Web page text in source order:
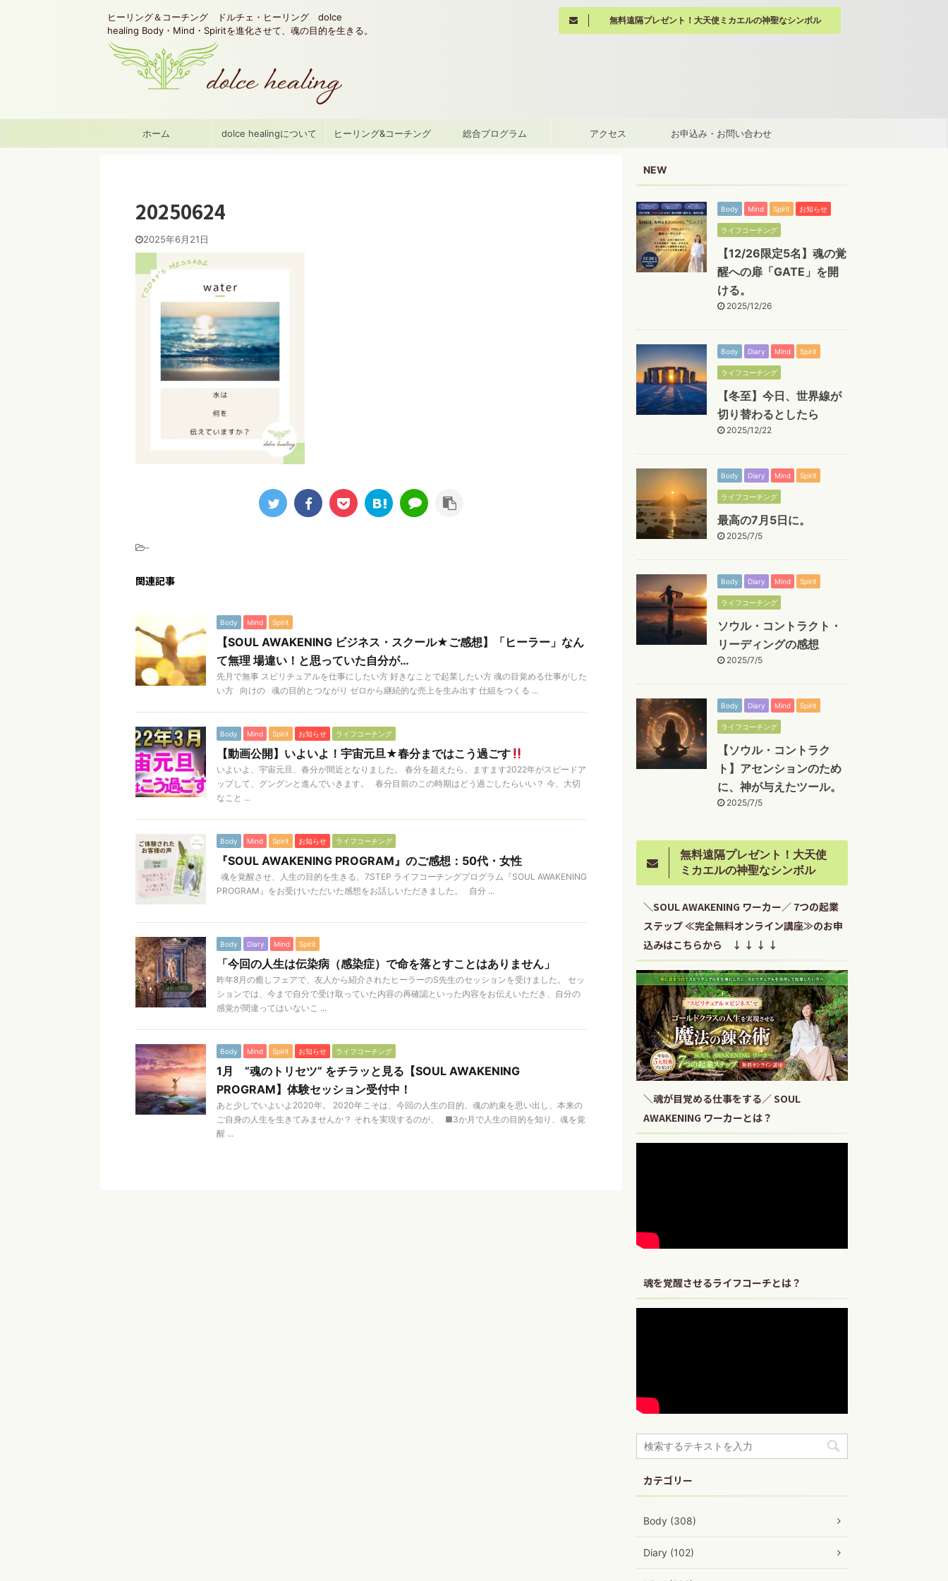
ヒーリング＆コーチング ドルチェ・ヒーリング dolce
healing Body・Mind・Spiritを進化させて、魂の目的を生きる。
無料遠隔プレゼント！大天使ミカエルの神聖なシンボル
ホーム dolce healingについて ヒーリング&コーチング 総合プログラム アクセス お申込み・お問い合わせ
20250624
2025年6月21日
-
関連記事
Body Mind Spirit
【SOUL AWAKENING ビジネス・スクール★ご感想】「ヒーラー」なん
て無理 場違い！と思っていた自分が…
先月で無事 スピリチュアルを仕事にしたい方 好きなことで起業したい方 魂の目覚める仕事がした
い方 向けの 魂の目的とつながり ゼロから継続的な売上を生み出す 仕組をつくる ...
Body Mind Spirit お知らせ ライフコーチング
【動画公開】いよいよ！宇宙元旦★春分まではこう過ごす
いよいよ、宇宙元旦、春分が間近となりました。 春分を超えたら、ますます2022年がスピードア
ップして、グングンと進んでいきます。 春分目前のこの時期はどう過ごしたらいい？ 今、大切
なこと ...
Body Mind Spirit お知らせ ライフコーチング
『SOUL AWAKENING PROGRAM』のご感想：50代・女性
魂を覚醒させ、人生の目的を生きる、7STEP ライフコーチングプログラム『SOUL AWAKENING
PROGRAM』をお受けいただいた感想をお話しいただきました。 自分 ...
Body Diary Mind Spirit
「今回の人生は伝染病（感染症）で命を落とすことはありません」
昨年8月の癒しフェアで、友人から紹介されたヒーラーのS先生のセッションを受けました。 セッ
ションでは、今まで自分で受け取っていた内容の再確認といった内容をお伝えいただき、自分の
感覚が間違ってはいないこ ...
Body Mind Spirit お知らせ ライフコーチング
1月 ”魂のトリセツ” をチラッと見る【SOUL AWAKENING
PROGRAM】体験セッション受付中！
あと少しでいよいよ2020年。 2020年こそは、今回の人生の目的、魂の約束を思い出し、本来の
ご自身の人生を生きてみませんか？ それを実現するのが、 ■3か月で人生の目的を知り、魂を覚
醒 ...
NEW
Body Mind Spirit お知らせ
ライフコーチング
【12/26限定5名】魂の覚
醒への扉「GATE」を開
ける。
2025/12/26
Body Diary Mind Spirit
ライフコーチング
【冬至】今日、世界線が
切り替わるとしたら
2025/12/22
Body Diary Mind Spirit
ライフコーチング
最高の7月5日に。
2025/7/5
Body Diary Mind Spirit
ライフコーチング
ソウル・コントラクト・
リーディングの感想
2025/7/5
Body Diary Mind Spirit
ライフコーチング
【ソウル・コントラク
ト】アセンションのため
に、神が与えたツール。
2025/7/5
無料遠隔プレゼント！大天使
ミカエルの神聖なシンボル
＼SOUL AWAKENING ワーカー／ 7つの起業
ステップ ≪完全無料オンライン講座≫のお申
込みはこちらから ↓ ↓ ↓ ↓
＼魂が目覚める仕事をする／ SOUL
AWAKENING ワーカーとは？
魂を覚醒させるライフコーチとは？
カテゴリー
Body (308)
Diary (102)